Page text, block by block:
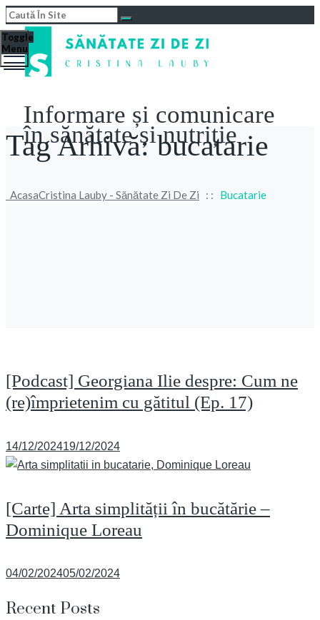
Informare și comunicare
în sănătate și nutriție
Toggle
Menu
Tag Arhivă:bucatarie
AcasaCristina Lauby - Sănătate Zi De Zi : : Bucatarie
[Podcast] Georgiana Ilie despre: Cum ne
(re)împrietenim cu gătitul (Ep. 17)
Posted
on
14/12/202419/12/2024
[Carte] Arta simplității în bucătărie –
Dominique Loreau
Posted
04/02/202405/02/2024
Recent Posts